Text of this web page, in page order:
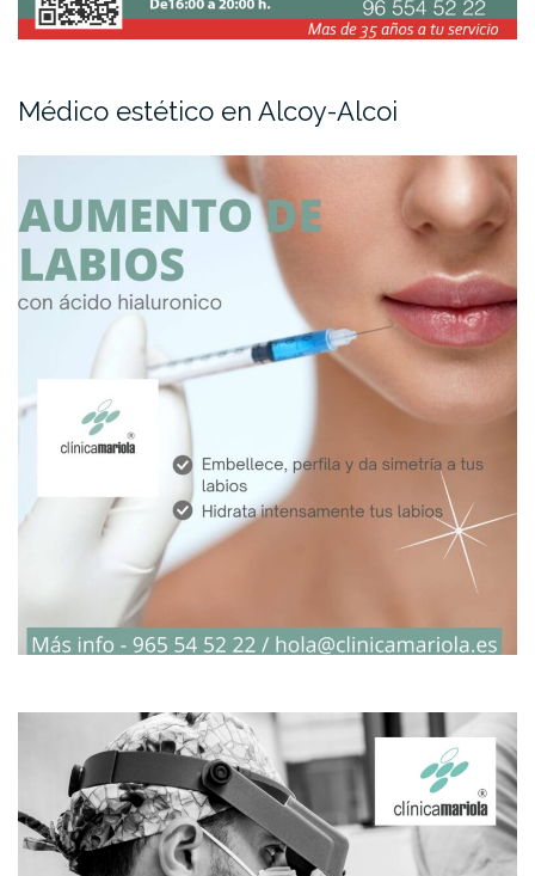
Médico estético en Alcoy-Alcoi